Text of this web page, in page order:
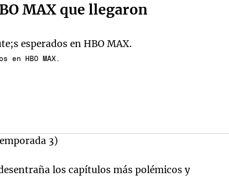
MAX que llegaron
en HBO MAX.
3)
los capítulos más polémicos y